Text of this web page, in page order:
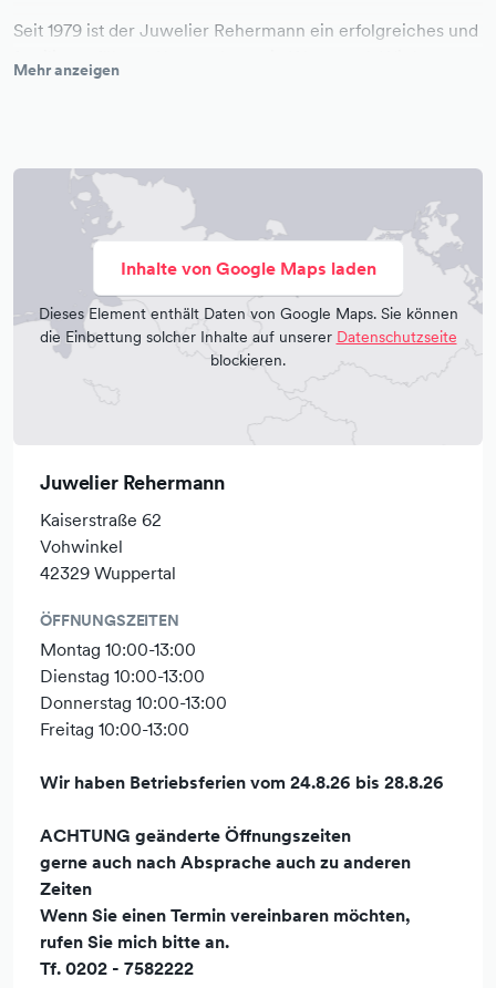
Seit 1979 ist der Juwelier Rehermann ein erfolgreiches und
allerhöchsten Wert auf eine exklusive, individuelle und
Wir bieten exklusive Schmuckstücke und individuelle
Anfertigungen.
Rund um das Thema Schmuck, Uhren, Edelsteine sowie
Reparaturen bieten wir Ihnen fachkompetenten Service
sowie jegliche Art der Dienstleistung an.
Unser Team umfasst derzeit eine Diplom
Schmuckdesignerin, einen Goldschmiedemeister und
einen Uhrmachermeister. Vereinbaren Sie gerne einen
Unsere Ware im Internetauftritt dient als Inspirationsquelle
für Erfüllung Ihrer Wünsche
und kann auch im Geschäft erworben werden.
Durch unser fachkundiges und kompetentes Team werden
Sie umfassend beraten.
Mehr anzeigen
Inhalte von Google Maps laden
Dieses Element enthält Daten von Google Maps. Sie können
die Einbettung solcher Inhalte auf unserer Datenschutzseite
blockieren.
Juwelier Rehermann
Kaiserstraße 62
Vohwinkel
42329 Wuppertal
ÖFFNUNGSZEITEN
Montag 10:00-13:00
Dienstag 10:00-13:00
Donnerstag 10:00-13:00
Freitag 10:00-13:00
Wir haben Betriebsferien vom 24.8.26 bis 28.8.26
ACHTUNG geänderte Öffnungszeiten
gerne auch nach Absprache auch zu anderen
Zeiten
Wenn Sie einen Termin vereinbaren möchten,
rufen Sie mich bitte an.
Tf. 0202 - 7582222